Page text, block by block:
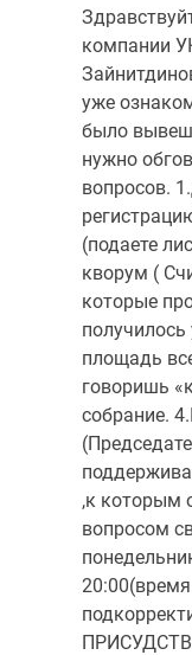
компании
уже
было
нужно
вопросов.
(подаете
кворум (
которые
площадь
говоришь
собрание.
,к которым
вопросом